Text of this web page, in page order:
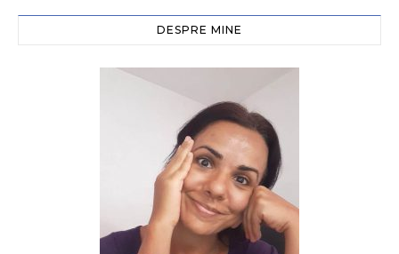
DESPRE MINE